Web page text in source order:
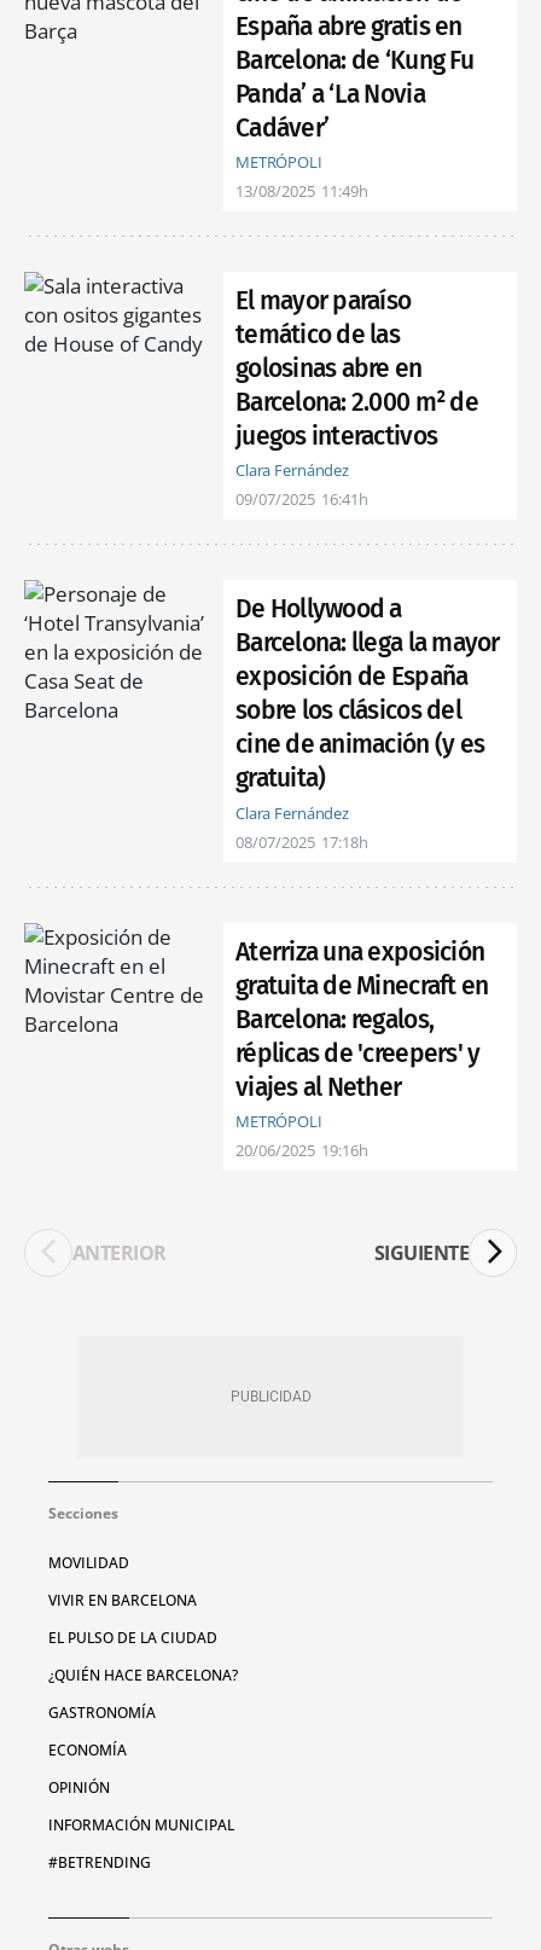
España abre gratis en
Barcelona: de ‘Kung Fu
Panda’ a ‘La Novia
Cadáver’
METRÓPOLI
13/08/2025 11:49h
El mayor paraíso
temático de las
golosinas abre en
Barcelona: 2.000 m² de
juegos interactivos
Clara Fernández
09/07/2025 16:41h
De Hollywood a
Barcelona: llega la mayor
exposición de España
sobre los clásicos del
cine de animación (y es
gratuita)
Clara Fernández
08/07/2025 17:18h
Aterriza una exposición
gratuita de Minecraft en
Barcelona: regalos,
réplicas de 'creepers' y
viajes al Nether
METRÓPOLI
20/06/2025 19:16h
ANTERIOR SIGUIENTE
Secciones
MOVILIDAD
VIVIR EN BARCELONA
EL PULSO DE LA CIUDAD
¿QUIÉN HACE BARCELONA?
GASTRONOMÍA
ECONOMÍA
OPINIÓN
INFORMACIÓN MUNICIPAL
#BETRENDING